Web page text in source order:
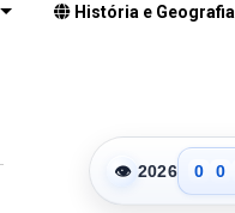
História e Geografia
👁 2026
0
1
0
1